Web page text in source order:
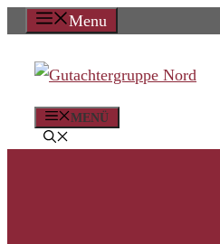
Zum
springen
Menu
MENÜ